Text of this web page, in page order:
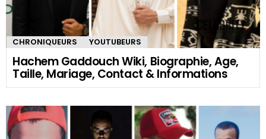
CHRONIQUEURS YOUTUBEURS
Hachem Gaddouch Wiki, Biographie, Age,
Taille, Mariage, Contact & Informations